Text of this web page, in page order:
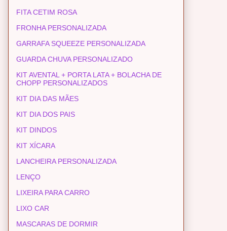
FITA CETIM ROSA
FRONHA PERSONALIZADA
GARRAFA SQUEEZE PERSONALIZADA
GUARDA CHUVA PERSONALIZADO
KIT AVENTAL + PORTA LATA + BOLACHA DE
CHOPP PERSONALIZADOS
KIT DIA DAS MÃES
KIT DIA DOS PAIS
KIT DINDOS
KIT XÍCARA
LANCHEIRA PERSONALIZADA
LENÇO
LIXEIRA PARA CARRO
LIXO CAR
MASCARAS DE DORMIR